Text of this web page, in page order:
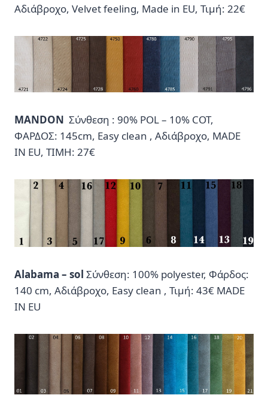
Αδιάβροχο, Velvet feeling, Made in EU, Τιμή: 22€
MANDON Σύνθεση : 90% POL – 10% COT,
ΦΑΡΔΟΣ: 145cm, Easy clean , Αδιάβροχο, MADE
IN EU, ΤΙΜΗ: 27€
Alabama – sol Σύνθεση: 100% polyester, Φάρδος:
140 cm, Αδιάβροχο, Easy clean , Τιμή: 43€ MADE
IN EU